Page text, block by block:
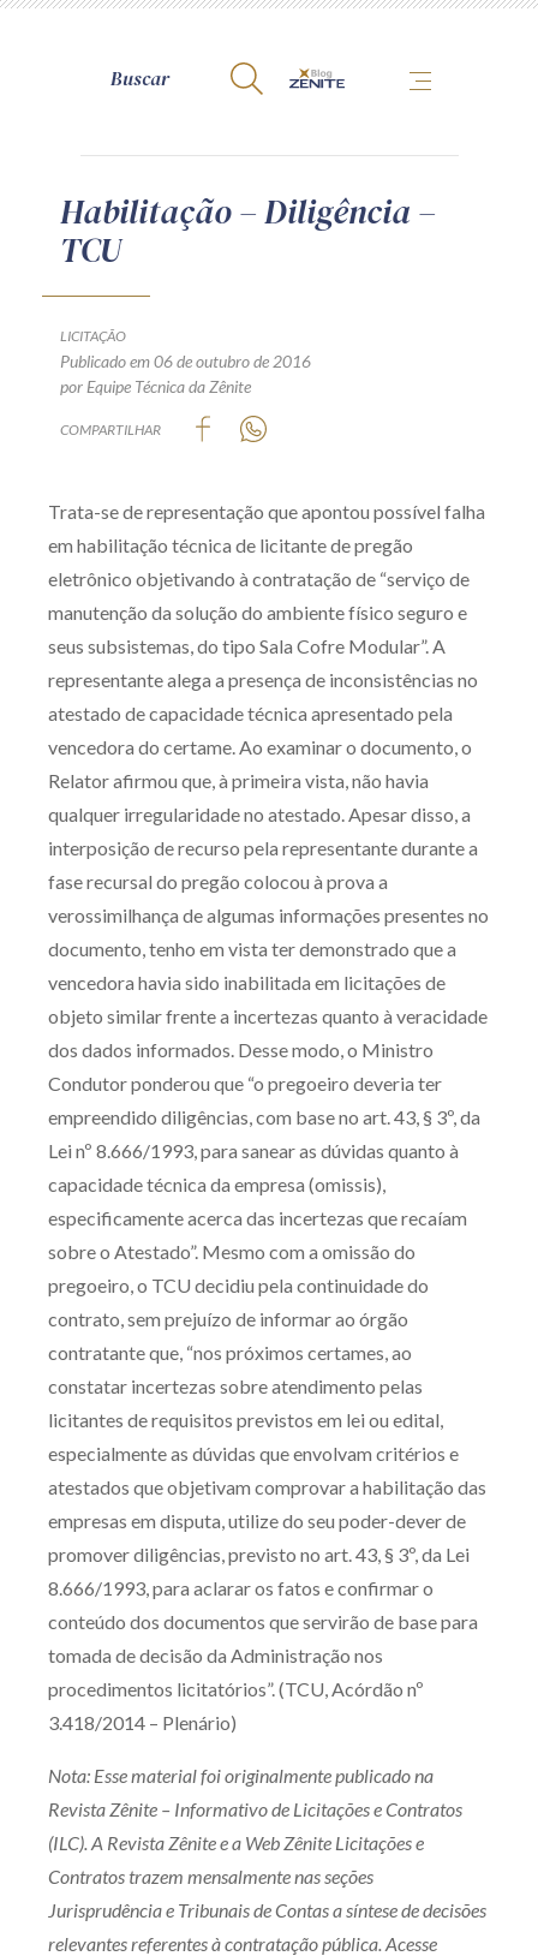
A Zênite
Termos de uso
Guia de Direitos dos Titulares de Dados
Produtos e serviços
Zênite Fácil IA
Orientação por Escrito
Mentoria Zênite
Capacitação
Zênite Online
Eventos presenciais
Av. Sete de Setembro, 4698
80240-000
Telefone (41) 2109-8666
Whatsapp (41) 98881-6616
Habilitação – Diligência –
TCU
LICITAÇÃO
Publicado em 06 de outubro de 2016
por Equipe Técnica da Zênite
COMPARTILHAR
Trata-se de representação que apontou possível falha
em habilitação técnica de licitante de pregão
eletrônico objetivando à contratação de “serviço de
manutenção da solução do ambiente físico seguro e
seus subsistemas, do tipo Sala Cofre Modular”. A
representante alega a presença de inconsistências no
atestado de capacidade técnica apresentado pela
vencedora do certame. Ao examinar o documento, o
Relator afirmou que, à primeira vista, não havia
qualquer irregularidade no atestado. Apesar disso, a
interposição de recurso pela representante durante a
fase recursal do pregão colocou à prova a
verossimilhança de algumas informações presentes no
documento, tenho em vista ter demonstrado que a
vencedora havia sido inabilitada em licitações de
objeto similar frente a incertezas quanto à veracidade
dos dados informados. Desse modo, o Ministro
Condutor ponderou que “o pregoeiro deveria ter
empreendido diligências, com base no art. 43, § 3º, da
Lei nº 8.666/1993, para sanear as dúvidas quanto à
capacidade técnica da empresa (omissis),
especificamente acerca das incertezas que recaíam
sobre o Atestado”. Mesmo com a omissão do
pregoeiro, o TCU decidiu pela continuidade do
contrato, sem prejuízo de informar ao órgão
contratante que, “nos próximos certames, ao
constatar incertezas sobre atendimento pelas
licitantes de requisitos previstos em lei ou edital,
especialmente as dúvidas que envolvam critérios e
atestados que objetivam comprovar a habilitação das
empresas em disputa, utilize do seu poder-dever de
promover diligências, previsto no art. 43, § 3º, da Lei
8.666/1993, para aclarar os fatos e confirmar o
conteúdo dos documentos que servirão de base para
tomada de decisão da Administração nos
procedimentos licitatórios”. (TCU, Acórdão nº
3.418/2014 – Plenário)
Nota: Esse material foi originalmente publicado na
Revista Zênite – Informativo de Licitações e Contratos
(ILC). A Revista Zênite e a Web Zênite Licitações e
Contratos trazem mensalmente nas seções
Jurisprudência e Tribunais de Contas a síntese de decisões
relevantes referentes à contratação pública. Acesse